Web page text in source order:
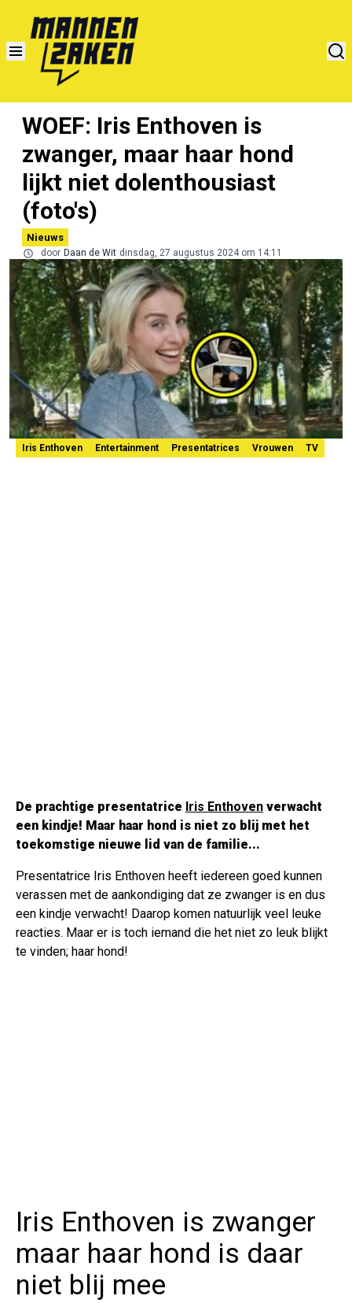
WOEF: Iris Enthoven is
zwanger, maar haar hond
lijkt niet dolenthousiast
(foto's)
Nieuws
door Daan de Wit dinsdag, 27 augustus 2024 om 14:11
Iris Enthoven Entertainment Presentatrices Vrouwen TV
De prachtige presentatrice Iris Enthoven verwacht
een kindje! Maar haar hond is niet zo blij met het
toekomstige nieuwe lid van de familie...
Presentatrice Iris Enthoven heeft iedereen goed kunnen
verassen met de aankondiging dat ze zwanger is en dus
een kindje verwacht! Daarop komen natuurlijk veel leuke
reacties. Maar er is toch iemand die het niet zo leuk blijkt
te vinden; haar hond!
Iris Enthoven is zwanger
maar haar hond is daar
niet blij mee